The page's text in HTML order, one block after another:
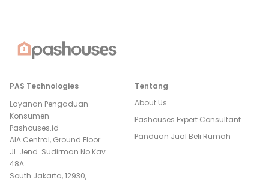
PAS Technologies
Layanan Pengaduan
Konsumen
Pashouses.id
AIA Central, Ground Floor
Jl. Jend. Sudirman No.Kav.
48A
South Jakarta, 12930,
Tentang
About Us
Pashouses Expert Consultant
Panduan Jual Beli Rumah